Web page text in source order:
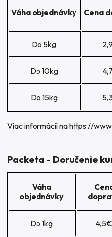
Váha objednávky Cena
Do 5kg
Do 10kg
Do 15kg
Viac informácií nahttps://
Packeta - Doručenie
Váha
objednávky
Do 1kg 4,5€